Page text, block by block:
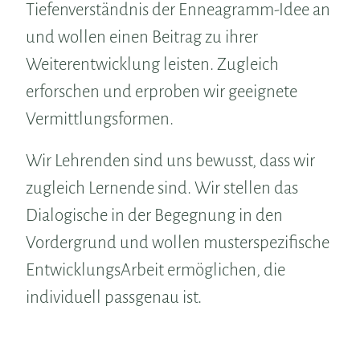
Tiefenverständnis der Enneagramm-Idee an
und wollen einen Beitrag zu ihrer
Weiterentwicklung leisten. Zugleich
erforschen und erproben wir geeignete
Vermittlungsformen.
Wir Lehrenden sind uns bewusst, dass wir
zugleich Lernende sind. Wir stellen das
Dialogische in der Begegnung in den
Vordergrund und wollen musterspezifische
EntwicklungsArbeit ermöglichen, die
individuell passgenau ist.